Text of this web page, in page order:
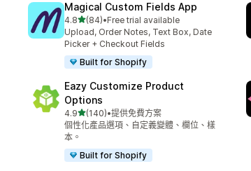
Magical Custom Fields App
4.8滿分 5 顆星
(84)
共有 84 則評價
•Free trial available
Upload, Order Notes, Text Box, Date
Picker + Checkout Fields
Built for Shopify
Eazy Customize Product
Options
4.9滿分 5 顆星
(140)
共有 140 則評價
•提供免費方案
個性化產品選項、自定義變體、欄位、樣
本。
Built for Shopify